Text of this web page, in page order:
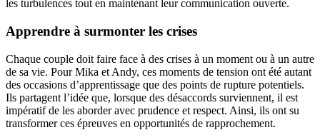
les turbulences tout en maintenant leur communication ouverte.
Apprendre à surmonter les crises
Chaque couple doit faire face à des crises à un moment ou à un autre
de sa vie. Pour Mika et Andy, ces moments de tension ont été autant
des occasions d’apprentissage que des points de rupture potentiels.
Ils partagent l’idée que, lorsque des désaccords surviennent, il est
impératif de les aborder avec prudence et respect. Ainsi, ils ont su
transformer ces épreuves en opportunités de rapprochement.